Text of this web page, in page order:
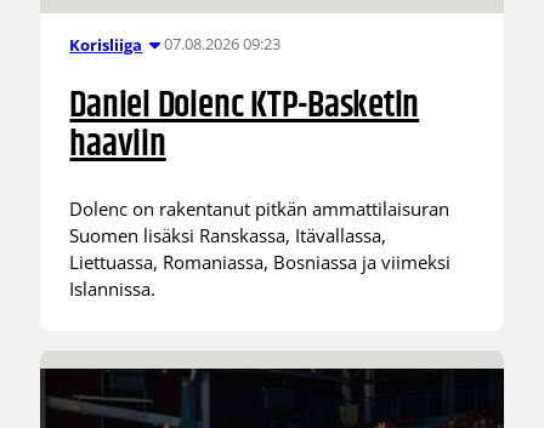
Korisliiga 07.08.2026 09:23
Daniel Dolenc KTP-Basketin
haaviin
Dolenc on rakentanut pitkän ammattilaisuran
Suomen lisäksi Ranskassa, Itävallassa,
Liettuassa, Romaniassa, Bosniassa ja viimeksi
Islannissa.